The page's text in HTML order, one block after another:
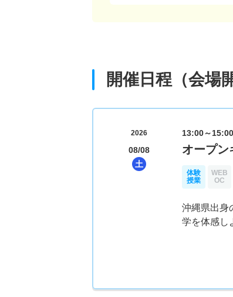
開催日程（会場
2026
08/08
土
13:00～15:00
オープ
体験
授業
WEB
OC
沖縄県出身
学を体感し